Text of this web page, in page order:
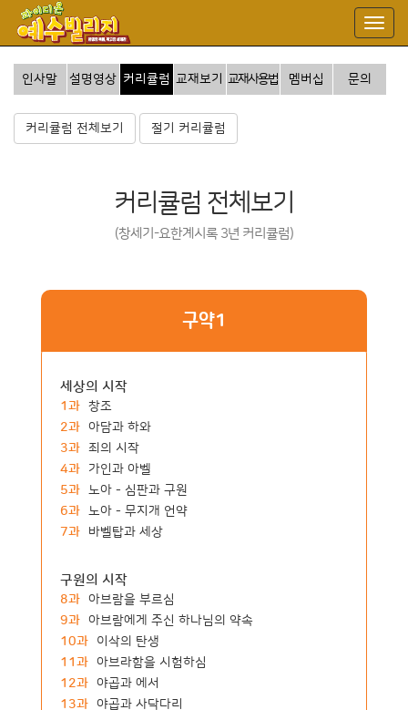
인사말 설명영상 커리큘럼 교재보기 교재사용법 멤버십 문의
커리큘럼 전체보기 절기 커리큘럼
커리큘럼 전체보기
(창세기-요한계시록 3년 커리큘럼)
구약1
세상의 시작
1과 창조
2과 아담과 하와
3과 죄의 시작
4과
가인과 아벨
5과 노아 - 심판과 구원
6과 노아 - 무지개 언약
7과
바벨탑과 세상
구원의 시작
8과 아브람을 부르심
9과 아브람에게 주신 하나님의 약속
10과
이삭의 탄생
11과 아브라함을 시험하심
12과 야곱과 에서
13과 야곱과 사닥다리